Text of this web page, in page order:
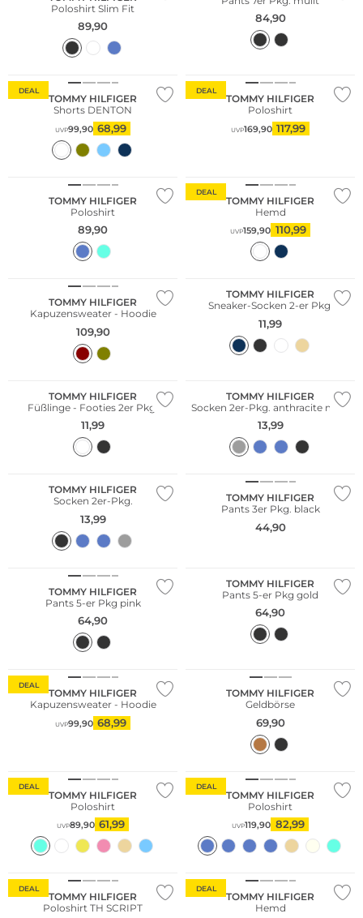
Poloshirt Slim Fit
89,90
84,90
DEAL
TOMMY HILFIGER
Shorts DENTON
UVP99,90 68,99
DEAL
TOMMY HILFIGER
Poloshirt
UVP169,90 117,99
TOMMY HILFIGER
Poloshirt
89,90
DEAL
TOMMY HILFIGER
Hemd
UVP159,90 110,99
TOMMY HILFIGER
Kapuzensweater - Hoodie
109,90
TOMMY HILFIGER
Sneaker-Socken 2-er Pkg.
11,99
TOMMY HILFIGER
Füßlinge - Footies 2er Pkg.
11,99
Große Größen
TOMMY HILFIGER
Socken 2er-Pkg. anthracite mela
13,99
TOMMY HILFIGER
Socken 2er-Pkg.
13,99
Multi Pack
TOMMY HILFIGER
Pants 3er Pkg. black
44,90
TOMMY HILFIGER
Pants 5-er Pkg pink
64,90
TOMMY HILFIGER
Pants 5-er Pkg gold
64,90
DEAL
TOMMY HILFIGER
Kapuzensweater - Hoodie
UVP99,90 68,99
TOMMY HILFIGER
Geldbörse
69,90
DEAL
TOMMY HILFIGER
Poloshirt
UVP89,90 61,99
DEAL
TOMMY HILFIGER
Poloshirt
UVP119,90 82,99
DEAL
Nachhaltig
TOMMY HILFIGER
Poloshirt TH SCRIPT
DEAL
TOMMY HILFIGER
Hemd